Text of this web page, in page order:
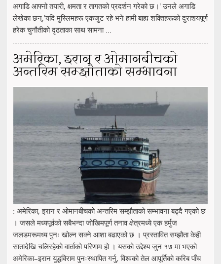
अगाडि आफ्नो तयारी, क्षमता र तागतको प्रदर्शन गरेको छ।' उनले अगाडि
लेखेका छन्,'यदि मुस्लिमहरू एकजुट रहे भने हामी बाह्य शक्तिहरूको दुराशयपूर्ण
हरेक चुनौतीको दृढताका साथ सामना ...
अमेरिका, इरान र ओमानबीचको
अन्तरिम सम्झौताको सम्भावना
: अमेरिका, इरान र ओमानबीचको अन्तरिम सम्झौताको सम्भावना बढ्दै गएको छ
। जसले मध्यपूर्वको सबैभन्दा जोखिमपूर्ण तनाव क्षेत्रमध्ये एक हर्मुज
जलडमरूमध्य पुनः खोल्न सक्ने आशा बढाएको छ । प्रस्तावित सम्झौता केही
सातादेखि चलिरहेको वार्ताको परिणाम हो । यसको उद्देश्य जुन १७ मा भएको
अमेरिका–इरान युद्धविराम पुनःस्थापित गर्नु, विश्वको तेल आपूर्तिको करिब पाँच